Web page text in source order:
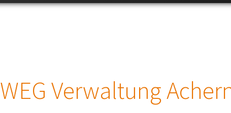
WEG Verwaltung